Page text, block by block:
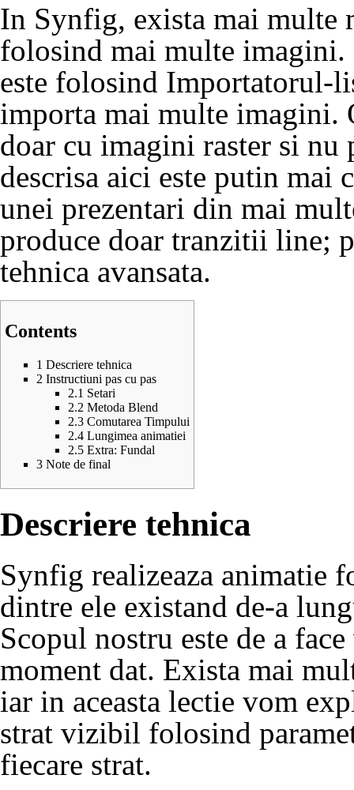
In Synfig, exista mai multe
folosind mai multe imagini.
este folosind Importatorul-
importa mai multe imagini.
doar cu imagini raster si nu
descrisa aici este putin mai
unei prezentari din mai
produce doar tranzitii line;
tehnica avansata.
Contents
1 Descriere tehnica
2 Instructiuni pas cu pas
2.1 Setari
2.2 Metoda Blend
2.3 Comutarea Timpului
2.4 Lungimea animatiei
2.5 Extra: Fundal
3 Note de final
Descriere tehnica
Synfig realizeaza animatie
dintre ele existand de-a
Scopul nostru este de a
moment dat. Exista mai
iar in aceasta lectie vom
strat vizibil folosind
fiecare strat.